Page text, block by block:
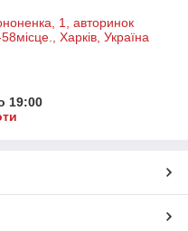
1, авторинок
Харків, Україна
19:00